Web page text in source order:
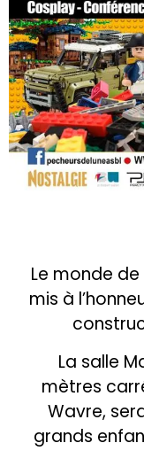
Le monde
mis à
La salle
mètres
Wavre,
grands